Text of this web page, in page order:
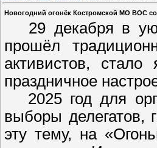
Новогодний огонёк Костромской МО ВОС
29 декабря в
прошёл
активистов,
праздничное
2025 год для
выборы делегатов,
эту тему, на